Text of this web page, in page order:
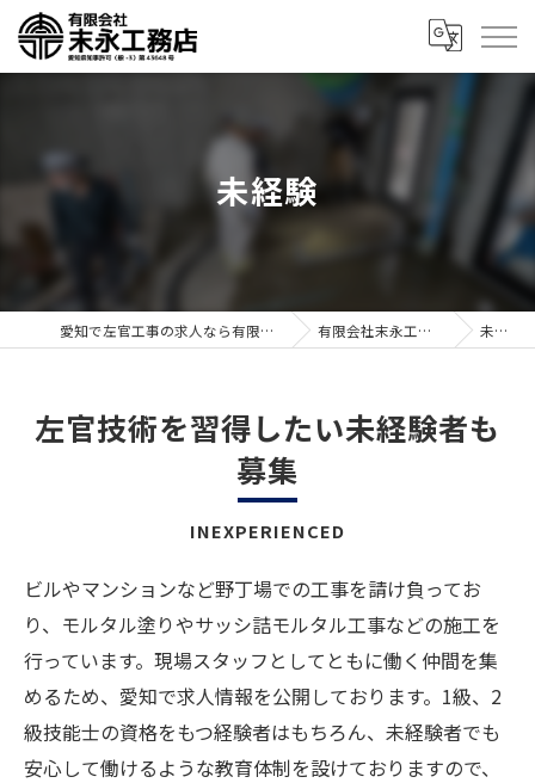
未経験
愛知で左官工事の求人なら有限会社末永工務店 有限会社末永工務店の特徴 未経験
左官技術を習得したい未経験者も
募集
INEXPERIENCED
ビルやマンションなど野丁場での工事を請け負ってお
り、モルタル塗りやサッシ詰モルタル工事などの施工を
行っています。現場スタッフとしてともに働く仲間を集
めるため、愛知で求人情報を公開しております。1級、2
級技能士の資格をもつ経験者はもちろん、未経験者でも
安心して働けるような教育体制を設けておりますので、